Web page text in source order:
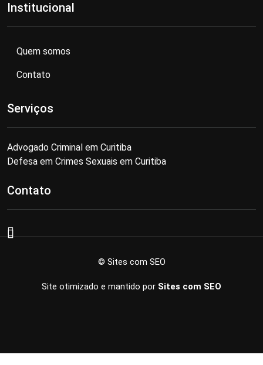
Institucional
Quem somos
Contato
Serviços
Advogado Criminal em Curitiba
Defesa em Crimes Sexuais em Curitiba
Contato
© Sites com SEO
Site otimizado e mantido por Sites com SEO